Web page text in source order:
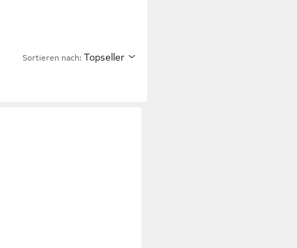
Sortieren nach: Topseller